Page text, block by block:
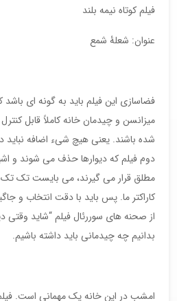
فیلم کوتاه نیمه بلند
عنوان: شعلۀ شمع
فضاسازی این فیلم باید به گونه ای باشد
میزانسن و چیدمان خانه کاملاً قابل
شده باشند. یعنی هیچ شیء اضافه نباید
دوم فیلم که دیوارها حذف می شوند و
مطلق قرار می گیرند، می بایست تک تک
کاراکتر ما. پس باید با دقت انتخاب و
از صحنه های سوررئال فیلم “شاید وقتی
بدانیم چه چیدمانی باید داشته باشیم.
امشب در این خانه یک مهمانی است.